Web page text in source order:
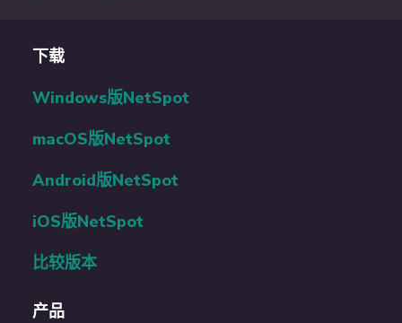
下载
Windows版NetSpot
macOS版NetSpot
Android版NetSpot
iOS版NetSpot
比较版本
产品